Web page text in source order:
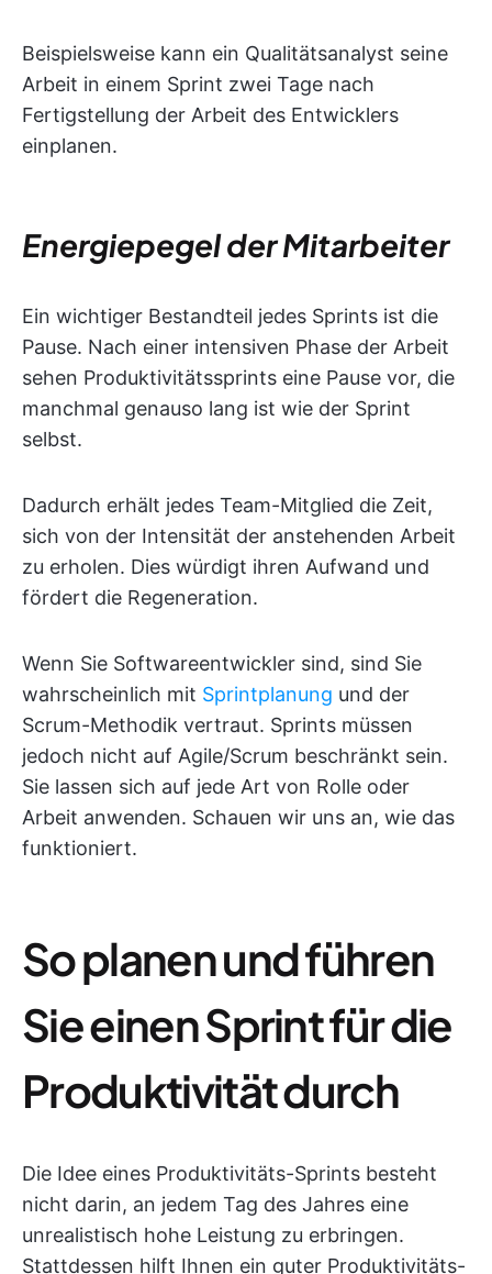
Beispielsweise kann ein Qualitätsanalyst seine
Arbeit in einem Sprint zwei Tage nach
Fertigstellung der Arbeit des Entwicklers
einplanen.
Energiepegel der Mitarbeiter
Ein wichtiger Bestandteil jedes Sprints ist die
Pause. Nach einer intensiven Phase der Arbeit
sehen Produktivitätssprints eine Pause vor, die
manchmal genauso lang ist wie der Sprint
selbst.
Dadurch erhält jedes Team-Mitglied die Zeit,
sich von der Intensität der anstehenden Arbeit
zu erholen. Dies würdigt ihren Aufwand und
fördert die Regeneration.
Wenn Sie Softwareentwickler sind, sind Sie
wahrscheinlich mit Sprintplanung und der
Scrum-Methodik vertraut. Sprints müssen
jedoch nicht auf Agile/Scrum beschränkt sein.
Sie lassen sich auf jede Art von Rolle oder
Arbeit anwenden. Schauen wir uns an, wie das
funktioniert.
So planen und führen
Sie einen Sprint für die
Produktivität durch
Die Idee eines Produktivitäts-Sprints besteht
nicht darin, an jedem Tag des Jahres eine
unrealistisch hohe Leistung zu erbringen.
Stattdessen hilft Ihnen ein guter Produktivitäts-